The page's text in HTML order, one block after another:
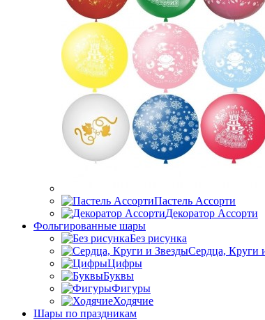
Пастель Ассорти
Декоратор Ассорти
Фольгированные шары
Без рисунка
Сердца, Круги
Цифры
Буквы
Фигуры
Ходячие
Шары по праздникам